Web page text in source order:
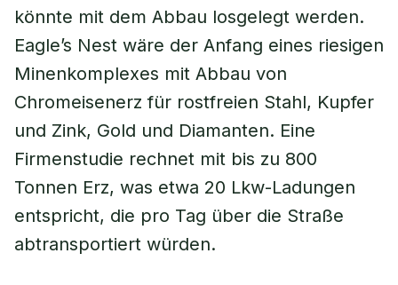
könnte mit dem Abbau losgelegt werden.
Eagle’s Nest wäre der Anfang eines riesigen
Minenkomplexes mit Abbau von
Chromeisenerz für rostfreien Stahl, Kupfer
und Zink, Gold und Diamanten. Eine
Firmenstudie rechnet mit bis zu 800
Tonnen Erz, was etwa 20 Lkw-Ladungen
entspricht, die pro Tag über die Straße
abtransportiert würden.